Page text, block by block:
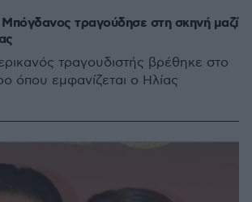
τραγούδησε στη σκηνή μαζί
τραγουδιστής βρέθηκε στο
όπου εμφανίζεται ο Ηλίας